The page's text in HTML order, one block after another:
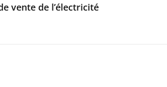
vente de l’électricité